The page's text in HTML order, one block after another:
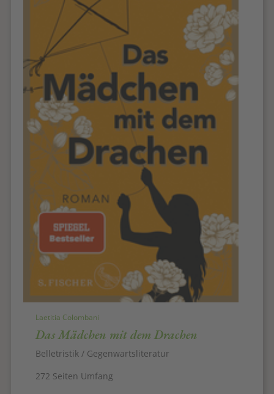
Kontakt
zum Shop
Laetitia Colombani
Das Mädchen mit dem Drachen
Belletristik / Gegenwartsliteratur
272 Seiten Umfang